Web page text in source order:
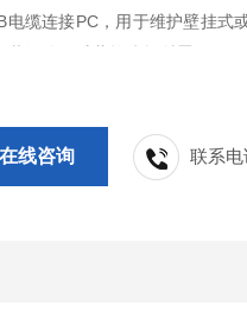
电缆连接PC，用于维护壁挂式
装组件及维萨拉防辐射罩
室以及苛刻环境的暖通应用维
在线咨询 联系